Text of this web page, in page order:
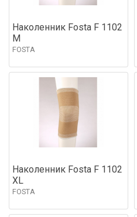
Наколенник Fosta F 1102
М
FOSTA
Наколенник Fosta F 1102
XL
FOSTA